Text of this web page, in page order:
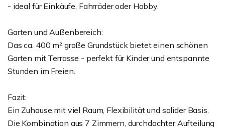
- ideal für Einkäufe, Fahrräder oder Hobby.
Garten und Außenbereich:
Das ca. 400 m² große Grundstück bietet einen schönen
Garten mit Terrasse - perfekt für Kinder und entspannte
Stunden im Freien.
Fazit:
Ein Zuhause mit viel Raum, Flexibilität und solider Basis.
Die Kombination aus 7 Zimmern, durchdachter Aufteilung